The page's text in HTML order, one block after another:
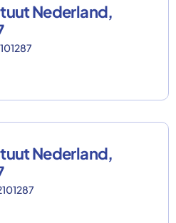
Nederland,
Nederland,